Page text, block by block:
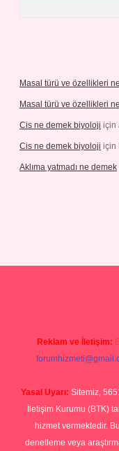
Masal türü ve özellikleri
Masal türü ve özellikleri
Cis ne demek biyoloji için
Cis ne demek biyoloji için
Aklıma yatmadı ne demek
Reklam ve İletişim:
Yasal Uyarı: Sitemiz,
İletişim Kurumu (BTK)
hizmet vermektedir.
denetleme veya